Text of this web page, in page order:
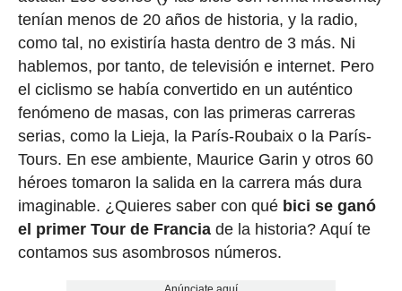
tenían menos de 20 años de historia, y la radio,
como tal, no existiría hasta dentro de 3 más. Ni
hablemos, por tanto, de televisión e internet. Pero
el ciclismo se había convertido en un auténtico
fenómeno de masas, con las primeras carreras
serias, como la Lieja, la París-Roubaix o la París-
Tours. En ese ambiente, Maurice Garin y otros 60
héroes tomaron la salida en la carrera más dura
imaginable. ¿Quieres saber con qué bici se ganó
el primer Tour de Franciade la historia? Aquí te
contamos sus asombrosos números.